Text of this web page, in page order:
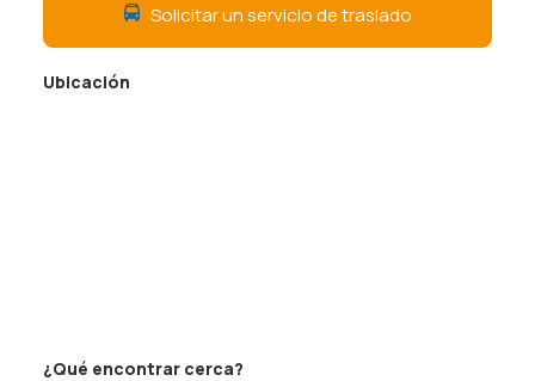
Solicitar un servicio de traslado
Ubicación
¿Qué encontrar cerca?